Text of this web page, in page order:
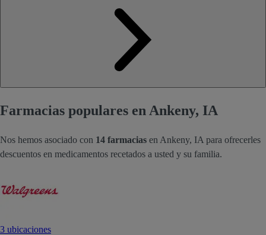
Farmacias populares en Ankeny, IA
Nos hemos asociado con 14 farmacias en Ankeny, IA para ofrecerles
descuentos en medicamentos recetados a usted y su familia.
3 ubicaciones